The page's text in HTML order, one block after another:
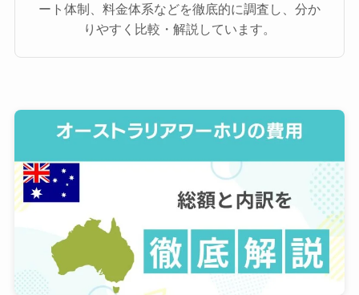
ート体制、料金体系などを徹底的に調査し、分か
りやすく比較・解説しています。